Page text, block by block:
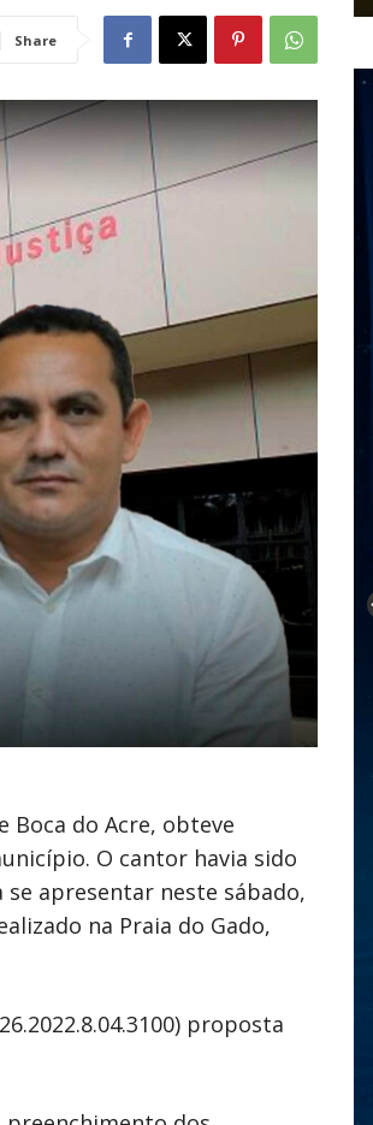
Share
Boca do Acre, obteve
O cantor havia sido
apresentar neste sábado,
na Praia do Gado,
proposta